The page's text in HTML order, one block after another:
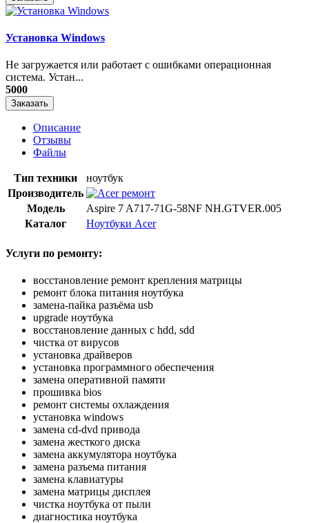
Установка Windows
Не загружается или работает с ошибками операционная
система. Устан...
5000
Заказать
Описание
Отзывы
Файлы
Тип техники
ноутбук
Производитель
Модель
Aspire 7 A717-71G-58NF NH.GTVER.005
Каталог
Ноутбуки Acer
Услуги по ремонту:
восстановление ремонт крепления матрицы
ремонт блока питания ноутбука
замена-пайка разъёма usb
upgrade ноутбука
восстановление данных с hdd, sdd
чистка от вирусов
установка драйверов
установка программного обеспечения
замена оперативной памяти
прошивка bios
ремонт системы охлаждения
установка windows
замена cd-dvd привода
замена жесткого диска
замена аккумулятора ноутбука
замена разъема питания
замена клавиатуры
замена матрицы дисплея
чистка ноутбука от пыли
диагностика ноутбука